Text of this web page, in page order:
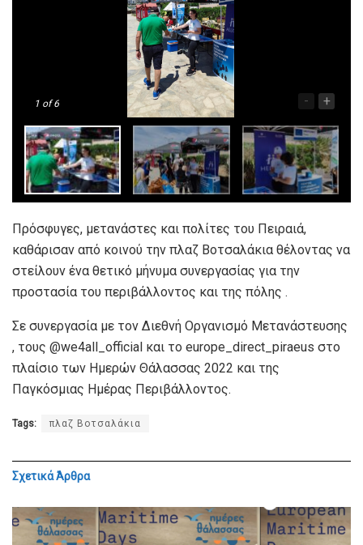
1 of 6 - +
Πρόσφυγες, μετανάστες και πολίτες του Πειραιά,
καθάρισαν από κοινού την πλαζ Βοτσαλάκια θέλοντας να
στείλουν ένα θετικό μήνυμα συνεργασίας για την
προστασία του περιβάλλοντος και της πόλης .
Σε συνεργασία με τον Διεθνή Οργανισμό Μετανάστευσης
, τους @we4all_official και το europe_direct_piraeus στο
πλαίσιο των Ημερών Θάλασσας 2022 και της
Παγκόσμιας Ημέρας Περιβάλλοντος.
Tags: πλαζ Βοτσαλάκια
ΣχετικάΆρθρα